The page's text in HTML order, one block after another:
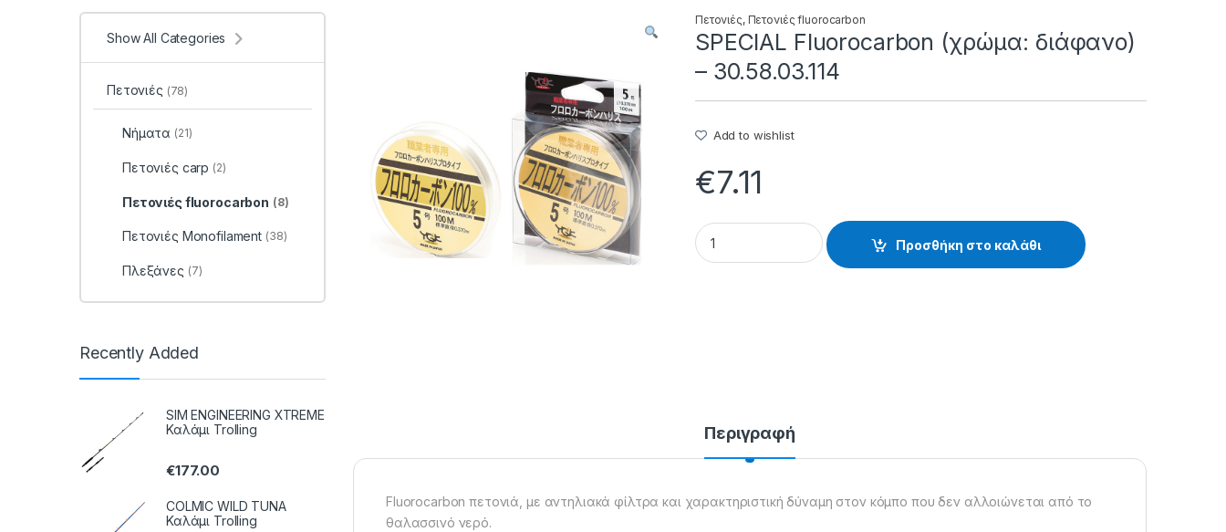
Πετονιές, Πετονιές fluorocarbon
SPECIAL Fluorocarbon (χρώμα: διάφανο)
– 30.58.03.114
Add to wishlist
€7.11
SPECIAL Fluorocarbon (χρώμα: διάφανο) - 30.58.03.114 quantity
Προσθήκη στο καλάθι
Περιγραφή
Fluorocarbon πετονιά, με αντηλιακά φίλτρα και χαρακτηριστική δύναμη στον κόμπο που δεν αλλοιώνεται από το
θαλασσινό νερό.
Show All Categories
Πετονιές (78)
Νήματα (21)
Πετονιές carp (2)
Πετονιές fluorocarbon (8)
Πετονιές Monofilament (38)
Πλεξάνες (7)
Recently Added
SIM ENGINEERING XTREME
Καλάμι Trolling
€177.00
COLMIC WILD TUNA
Καλάμι Trolling